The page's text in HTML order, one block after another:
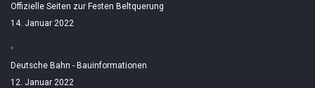
Offizielle Seiten zur Festen Beltquerung
14. Januar 2022
Deutsche Bahn - Bauinformationen
12. Januar 2022